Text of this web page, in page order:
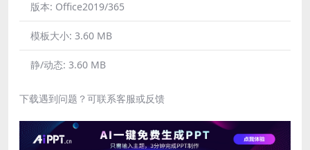
版本: Office2019/365
模板大小: 3.60 MB
静/动态: 3.60 MB
下载遇到问题？可联系客服或反馈